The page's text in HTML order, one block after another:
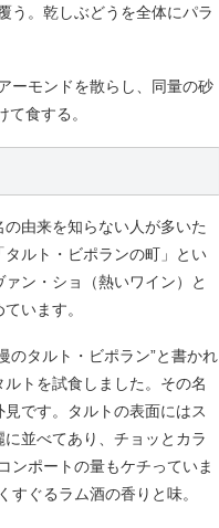
う。乾しぶどうを全体にパラ
ーモンドを散らし、同量の砂
食する。
由来を知らない人が多いた
ルト・ビポランの町」とい
ン・ショ（熱いワイン）と
います。
のタルト・ビポラン”と書かれ
トを試食しました。その名
です。タルトの表面にはス
並べてあり、チョッとカラ
ンポートの量もケチっていま
ぐるラム酒の香りと味。